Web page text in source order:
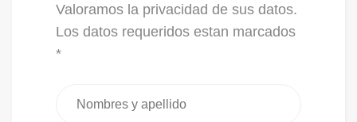
Valoramos la privacidad de sus datos.
Los datos requeridos estan marcados
*